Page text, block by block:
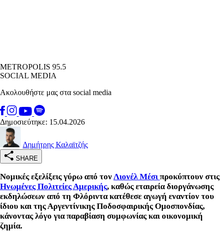
METROPOLIS 95.5
SOCIAL MEDIA
Ακολουθήστε μας στα social media
Δημοσιεύτηκε: 15.04.2026
Δημήτρης Καλαϊτζής
SHARE
Νομικές εξελίξεις γύρω από τονΛιονέλ Μέσιπροκύπτουν στις
Ηνωμένες Πολιτείες Αμερικής, καθώς εταιρεία διοργάνωσης
εκδηλώσεων από τη Φλόριντα κατέθεσε αγωγή εναντίον του
ίδιου και της Αργεντίνικης Ποδοσφαιρικής Ομοσπονδίας,
κάνοντας λόγο για παραβίαση συμφωνίας και οικονομική
ζημία.